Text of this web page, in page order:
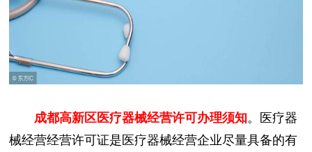
成都高新区医疗器械经营许可办理须知。医疗器
械经营经营许可证是医疗器械经营企业尽量具备的有